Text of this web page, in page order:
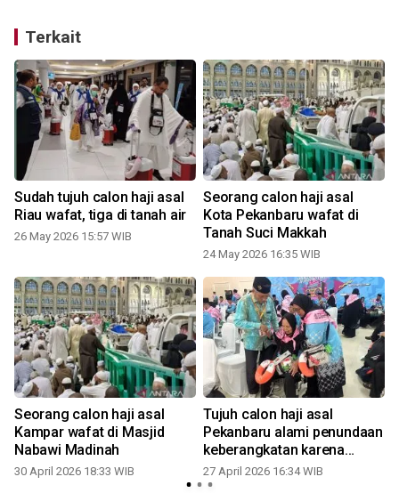
Terkait
Sudah tujuh calon haji asal
Riau wafat, tiga di tanah air
26 May 2026 15:57 WIB
Seorang calon haji asal
Kota Pekanbaru wafat di
Tanah Suci Makkah
24 May 2026 16:35 WIB
Seorang calon haji asal
Kampar wafat di Masjid
Nabawi Madinah
30 April 2026 18:33 WIB
Tujuh calon haji asal
Pekanbaru alami penundaan
keberangkatan karena
alasan kesehatan
27 April 2026 16:34 WIB